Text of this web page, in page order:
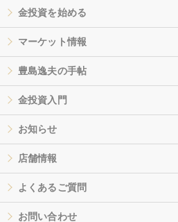
金投資を始める
マーケット情報
豊島逸夫の手帖
金投資入門
お知らせ
店舗情報
よくあるご質問
お問い合わせ